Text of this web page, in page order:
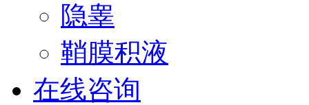
隐睾
鞘膜积液
在线咨询